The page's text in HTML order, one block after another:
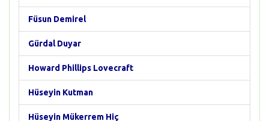
Füsun Demirel
Gürdal Duyar
Howard Phillips Lovecraft
Hüseyin Kutman
Hüseyin Mükerrem Hiç